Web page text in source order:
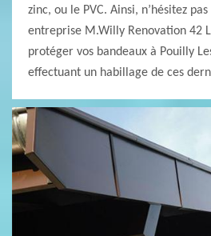
zinc, ou le PVC. Ainsi, n’hésitez
entreprise M.Willy Renovation 42
protéger vos bandeaux à Pouilly
effectuant un habillage de ces